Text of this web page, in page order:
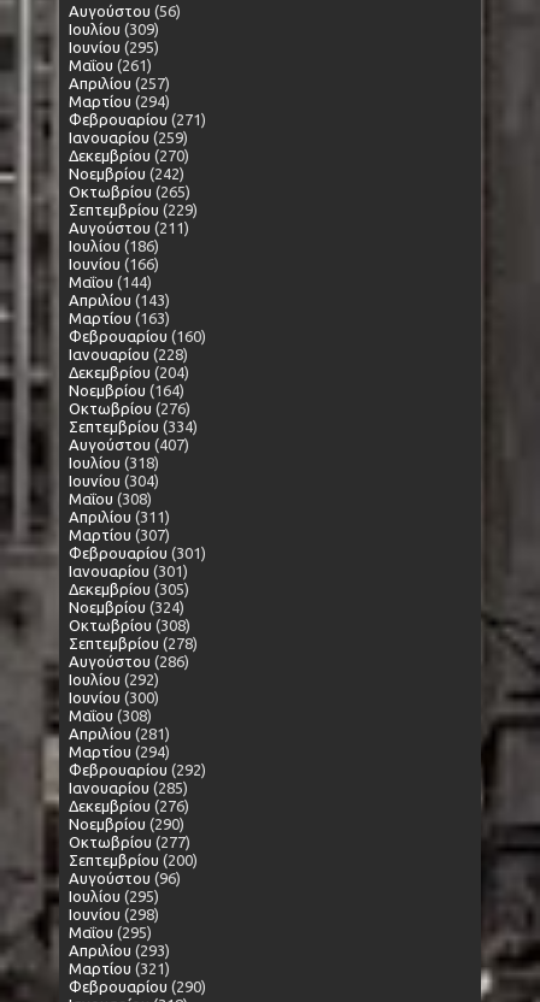
Αυγούστου (56)
Ιουλίου (309)
Ιουνίου (295)
Μαΐου (261)
Απριλίου (257)
Μαρτίου (294)
Φεβρουαρίου (271)
Ιανουαρίου (259)
Δεκεμβρίου (270)
Νοεμβρίου (242)
Οκτωβρίου (265)
Σεπτεμβρίου (229)
Αυγούστου (211)
Ιουλίου (186)
Ιουνίου (166)
Μαΐου (144)
Απριλίου (143)
Μαρτίου (163)
Φεβρουαρίου (160)
Ιανουαρίου (228)
Δεκεμβρίου (204)
Νοεμβρίου (164)
Οκτωβρίου (276)
Σεπτεμβρίου (334)
Αυγούστου (407)
Ιουλίου (318)
Ιουνίου (304)
Μαΐου (308)
Απριλίου (311)
Μαρτίου (307)
Φεβρουαρίου (301)
Ιανουαρίου (301)
Δεκεμβρίου (305)
Νοεμβρίου (324)
Οκτωβρίου (308)
Σεπτεμβρίου (278)
Αυγούστου (286)
Ιουλίου (292)
Ιουνίου (300)
Μαΐου (308)
Απριλίου (281)
Μαρτίου (294)
Φεβρουαρίου (292)
Ιανουαρίου (285)
Δεκεμβρίου (276)
Νοεμβρίου (290)
Οκτωβρίου (277)
Σεπτεμβρίου (200)
Αυγούστου (96)
Ιουλίου (295)
Ιουνίου (298)
Μαΐου (295)
Απριλίου (293)
Μαρτίου (321)
Φεβρουαρίου (290)